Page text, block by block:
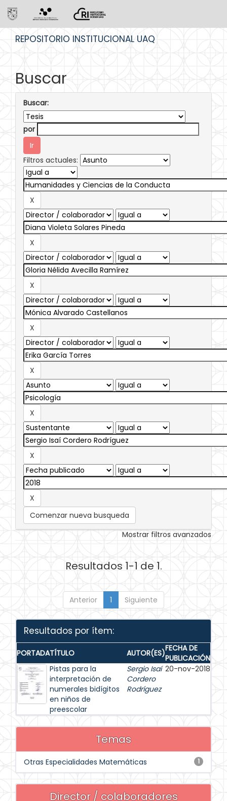
REPOSITORIO INSTITUCIONAL UAQ
Buscar
Buscar:
por
Filtros actuales:
Comenzar nueva busqueda
Mostrar filtros avanzados
Resultados 1-1 de 1.
Anterior 1 Siguiente
Resultados por ítem:
PORTADATÍTULO AUTOR(ES)FECHA DE
PUBLICACIÓN
Pistas para la
interpretación de
numerales bidígitos
en niños de
preescolar
Sergio Isaí
Cordero
Rodríguez
20-nov-2018
Temas
1
Otras Especialidades Matemáticas
Director / colaboradores